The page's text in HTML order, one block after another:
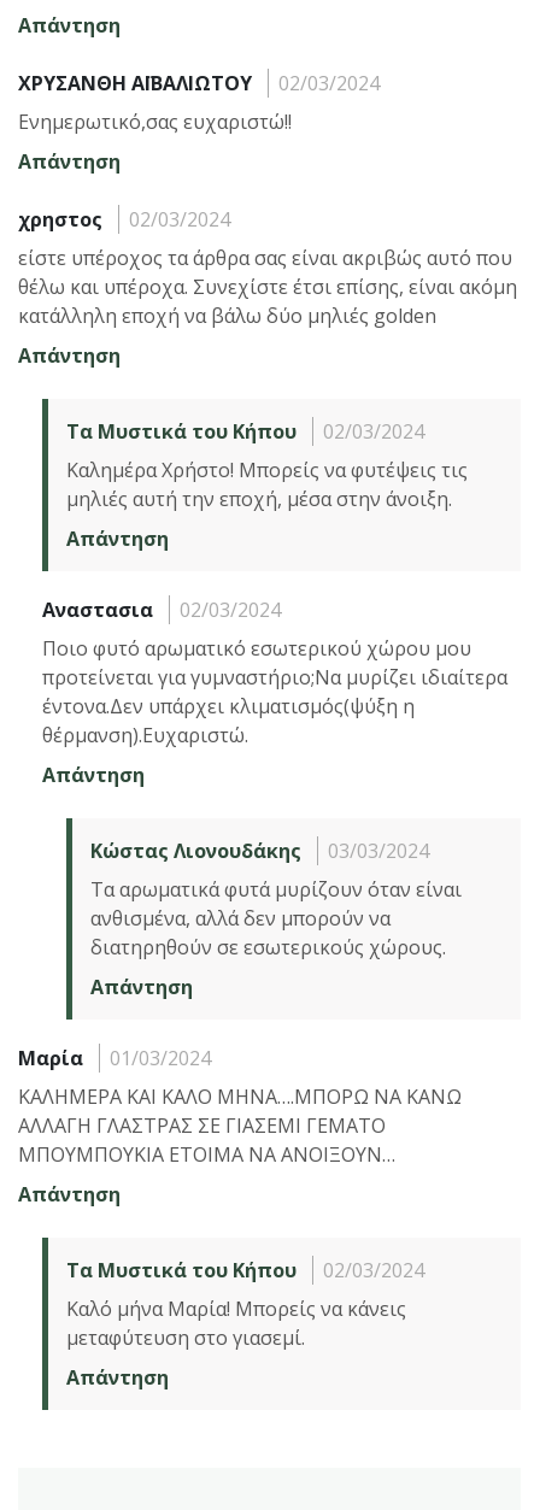
Απάντηση
ΧΡΥΣΑΝΘΗ ΑΪΒΑΛΙΩΤΟΥ
02/03/2024
Ενημερωτικό,σας ευχαριστώ!!
Απάντηση
χρηστος
02/03/2024
είστε υπέροχος τα άρθρα σας είναι ακριβώς αυτό που
θέλω και υπέροχα. Συνεχίστε έτσι επίσης, είναι ακόμη
κατάλληλη εποχή να βάλω δύο μηλιές golden
Απάντηση
Τα Μυστικά του Κήπου
02/03/2024
Καλημέρα Χρήστο! Μπορείς να φυτέψεις τις
μηλιές αυτή την εποχή, μέσα στην άνοιξη.
Απάντηση
Αναστασια
02/03/2024
Ποιο φυτό αρωματικό εσωτερικού χώρου μου
προτείνεται για γυμναστήριο;Να μυρίζει ιδιαίτερα
έντονα.Δεν υπάρχει κλιματισμός(ψύξη η
θέρμανση).Ευχαριστώ.
Απάντηση
Κώστας Λιονουδάκης
03/03/2024
Τα αρωματικά φυτά μυρίζουν όταν είναι
ανθισμένα, αλλά δεν μπορούν να
διατηρηθούν σε εσωτερικούς χώρους.
Απάντηση
Μαρία
01/03/2024
ΚΑΛΗΜΕΡΑ ΚΑΙ ΚΑΛΟ ΜΗΝΑ….ΜΠΟΡΩ ΝΑ ΚΑΝΩ
ΑΛΛΑΓΗ ΓΛΑΣΤΡΑΣ ΣΕ ΓΙΑΣΕΜΙ ΓΕΜΑΤΟ
ΜΠΟΥΜΠΟΥΚΙΑ ΕΤΟΙΜΑ ΝΑ ΑΝΟΙΞΟΥΝ…
Απάντηση
Τα Μυστικά του Κήπου
02/03/2024
Καλό μήνα Μαρία! Μπορείς να κάνεις
μεταφύτευση στο γιασεμί.
Απάντηση